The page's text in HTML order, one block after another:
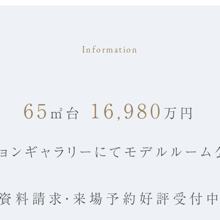
Information
65 ㎡台 16,980 万円
ンギャラリーにてモデルルー
料請求・来場予約 好評受付